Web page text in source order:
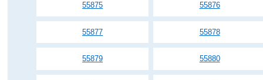
55875 55876
55877 55878
55879 55880